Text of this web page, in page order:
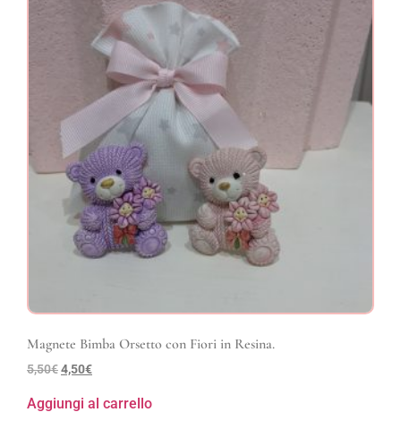
Magnete Bimba Orsetto con Fiori in Resina.
5,50€4,50€
Aggiungi al carrello